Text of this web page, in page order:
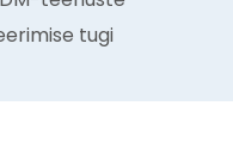
tugi